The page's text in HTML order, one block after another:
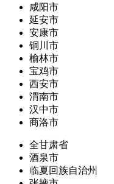
咸阳市
延安市
安康市
铜川市
榆林市
宝鸡市
西安市
渭南市
汉中市
商洛市
全甘肃省
酒泉市
临夏回族自治州